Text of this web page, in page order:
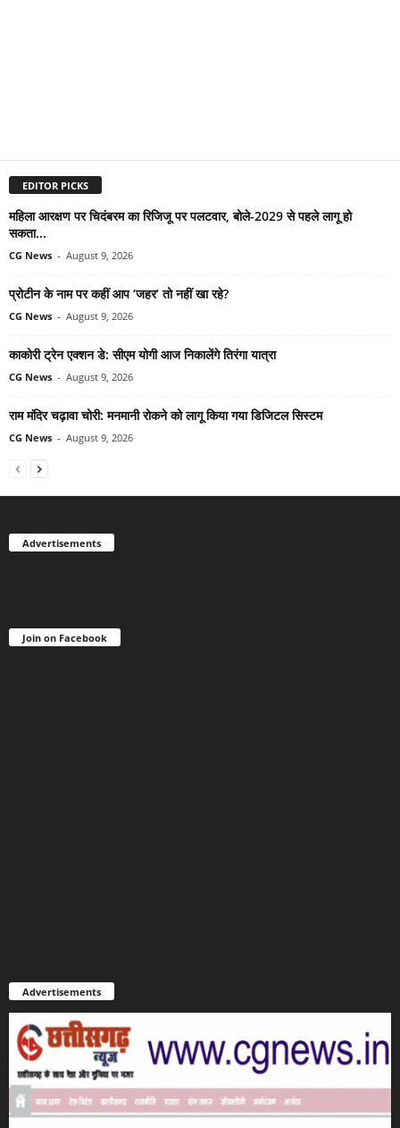
EDITOR PICKS
महिला आरक्षण पर चिदंबरम का रिजिजू पर पलटवार, बोले-2029 से पहले लागू हो
सकता...
CG News - August 9, 2026
प्रोटीन के नाम पर कहीं आप ‘जहर’ तो नहीं खा रहे?
CG News - August 9, 2026
काकोरी ट्रेन एक्शन डे: सीएम योगी आज निकालेंगे तिरंगा यात्रा
CG News - August 9, 2026
राम मंदिर चढ़ावा चोरी: मनमानी रोकने को लागू किया गया डिजिटल सिस्टम
CG News - August 9, 2026
Advertisements
Join on Facebook
Advertisements